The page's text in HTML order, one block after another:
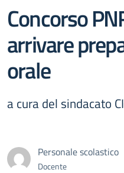
Concorso
arrivare
orale
a cura del sindacato
Personale scolastico
Docente